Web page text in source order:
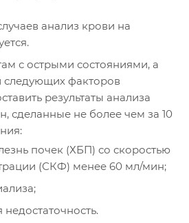
анализ крови на
с острыми состояниями, а
следующих факторов
результаты анализа
сделанные не более чем за 10
почек (ХБП) со скоростью
(СКФ) менее 60 мл/мин;